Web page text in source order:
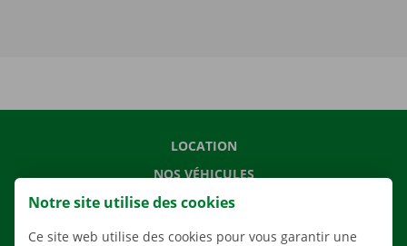
LOCATION
NOS VÉHICULES
NOS SERVICES
AGENCES
Notre site utilise des cookies
Ce site web utilise des cookies pour vous garantir une